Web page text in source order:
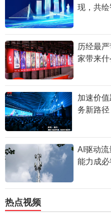
现，共绘
历经最
家带来什
加速价
务新路径
AI驱动流
能力成必
热点视频